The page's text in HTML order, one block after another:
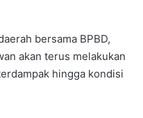
bersama BPBD,
akan terus melakukan
hingga kondisi